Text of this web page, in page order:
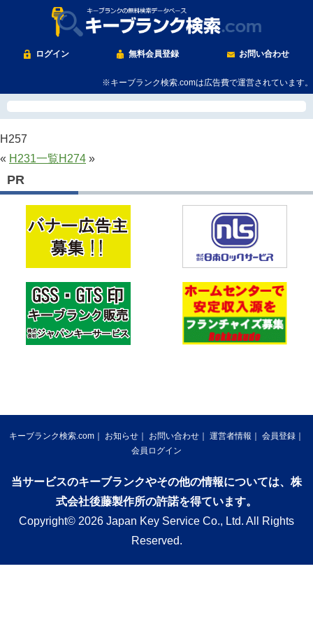
ログイン 無料会員登録 お問い合わせ
※キーブランク検索.comは広告費で運営されています。
H257
« H231一覧H274 »
PR
キーブランク検索.com お知らせ お問い合わせ 運営者情報
会員登録
会員ログイン
当サービスのキーブランクやその他の情報については、株
式会社後藤製作所の許諾を得ています。
Copyright© 2026 Japan Key Service Co., Ltd. All Rights
Reserved.